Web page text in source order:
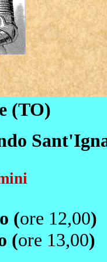
(TO)
(ore 12,00)
(ore 13,00)